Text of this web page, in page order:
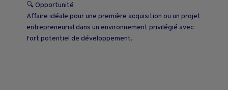
🔍 Opportunité
Affaire idéale pour une première acquisition ou un projet
entrepreneurial dans un environnement privilégié avec
fort potentiel de développement.